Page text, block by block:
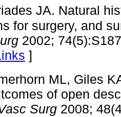
JA. Natural
for surgery, and
2002;
]
ML, Giles
of open
Surg 2008;